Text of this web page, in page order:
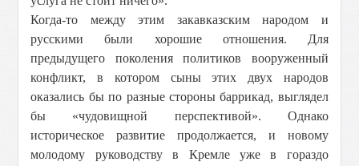
Когда-то между этим закавказским народом и
русскими были хорошие отношения. Для
предыдущего поколения политиков вооруженный
конфликт, в котором сыны этих двух народов
оказались бы по разные стороны баррикад, выглядел
бы «чудовищной перспективой». Однако
историческое развитие продолжается, и новому
молодому руководству в Кремле уже в гораздо